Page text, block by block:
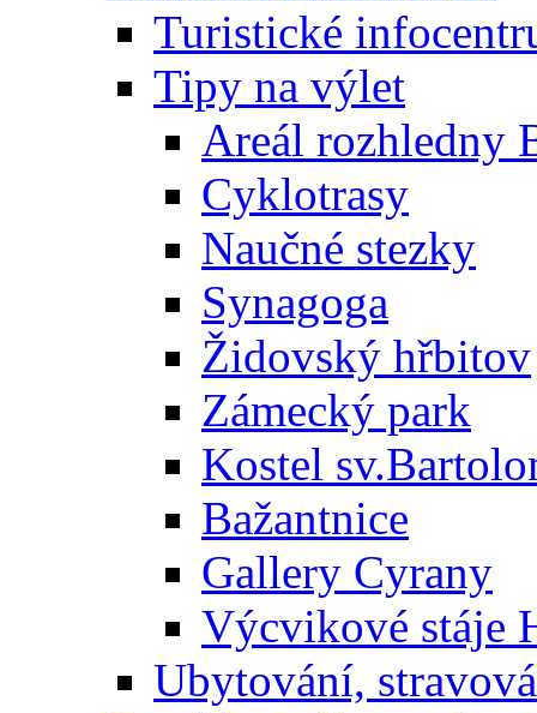
Turistické
Tipy na výlet
Areál rozhledny
Cyklotrasy
Naučné stezky
Synagoga
Židovský hřbitov
Zámecký park
Kostel
Bažantnice
Gallery Cyrany
Výcvikové stáje
Ubytování,